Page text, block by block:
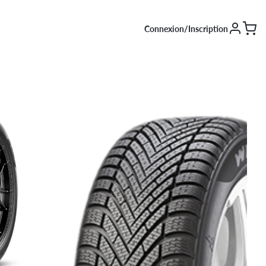
Connexion/Inscription